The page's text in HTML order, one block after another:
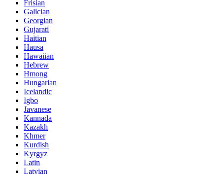
Frisian
Galician
Georgian
Gujarati
Haitian
Hausa
Hawaiian
Hebrew
Hmong
Hungarian
Icelandic
Igbo
Javanese
Kannada
Kazakh
Khmer
Kurdish
Kyrgyz
Latin
Latvian